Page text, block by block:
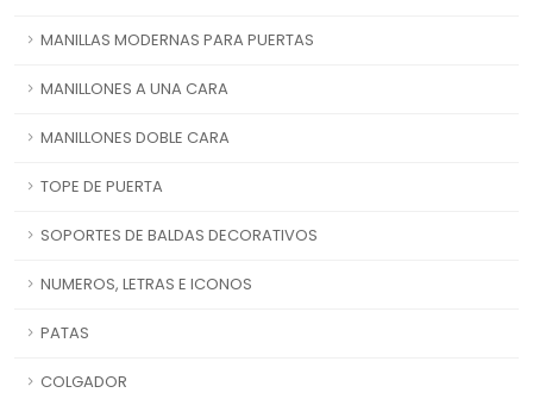
MANILLAS MODERNAS PARA PUERTAS
MANILLONES A UNA CARA
MANILLONES DOBLE CARA
TOPE DE PUERTA
SOPORTES DE BALDAS DECORATIVOS
NUMEROS, LETRAS E ICONOS
PATAS
COLGADOR